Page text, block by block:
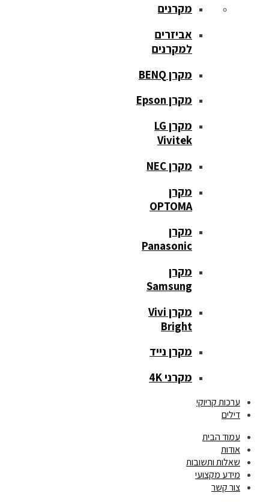
מקרנים
אביזרים
למקרנים
מקרן BENQ
מקרן Epson
מקרן LG
Vivitek
מקרן NEC
מקרן
OPTOMA
מקרן
Panasonic
מקרן
Samsung
מקרן Vivi
Bright
מקרן נייד
מקרני 4K
ערכות קריוקי
דילים
עמוד הבית
אודות
שאלות ותשובות
מידע מקצועי
צור קשר